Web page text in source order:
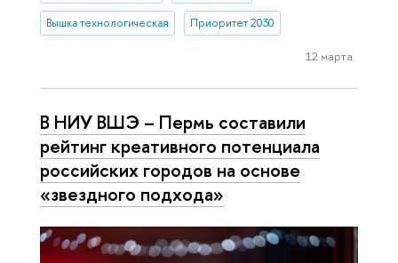
Вышка технологическая Приоритет 2030
12 марта
В НИУ ВШЭ – Пермь составили
рейтинг креативного потенциала
российских городов на основе
«звездного подхода»